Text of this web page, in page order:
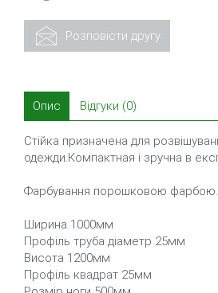
Розповісти другу
Опис Відгуки (0)
Стійка призначена для
одежди.Компактная і зручна в
Фарбування порошковою фарбою.
Ширина 1000мм
Профіль труба діаметр 25мм
Висота 1200мм
Профіль квадрат 25мм